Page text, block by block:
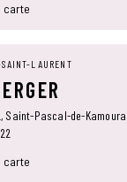
carte
SAINT-LAURENT
Saint-Pascal-de-
carte